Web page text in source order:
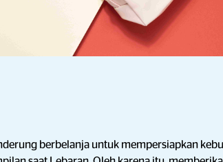
berbelanja untuk mempersiapkan